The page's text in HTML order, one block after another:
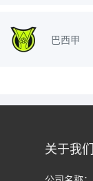
巴西甲
关于我们